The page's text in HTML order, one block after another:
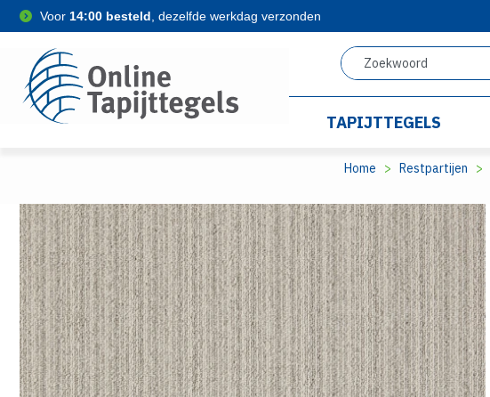
Voor 14:00 besteld , dezelfde werkdag verzonden
TAPIJTTEGELS
Home Restpartijen